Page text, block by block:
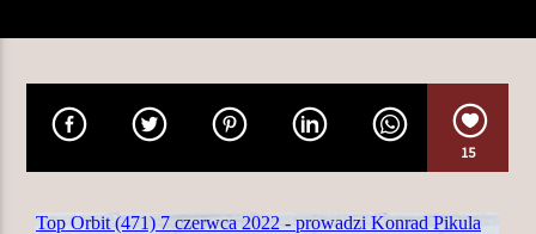
ET HOP
CORRIDOR 15